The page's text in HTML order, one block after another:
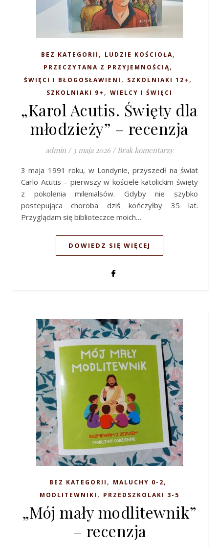
BEZ KATEGORII , LUDZIE KOŚCIOŁA,
PRZECZYTANA Z PRZYJEMNOŚCIĄ,
ŚWIĘCI I BŁOGOSŁAWIENI , SZKOLNIAKI 12+ ,
SZKOLNIAKI 9+ , WIELCY I ŚWIĘCI
„Karol Acutis. Święty dla
młodzieży” – recenzja
admin / 3 maja 2026 / Brak komentarzy
3 maja 1991 roku, w Londynie, przyszedł na świat
Carlo Acutis – pierwszy w kościele katolickim święty
z pokolenia milenialsów. Gdyby nie szybko
postepująca choroba dziś kończyłby 35 lat.
Przyglądam się biblioteczce moich…
DOWIEDZ SIĘ WIĘCEJ
BEZ KATEGORII , MALUCHY 0-2,
MODLITEWNIKI , PRZEDSZKOLAKI 3-5
„Mój mały modlitewnik”
– recenzja